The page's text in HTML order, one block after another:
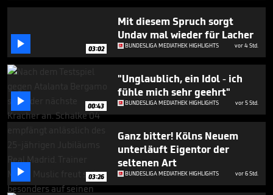
 03:02
Mit diesem Spruch sorgt
Undav mal wieder für Lacher
BUNDESLIGA MEDIATHEK HIGHLIGHTS vor 4 Std.
 00:43
"Unglaublich, ein Idol - ich
fühle mich sehr geehrt"
BUNDESLIGA MEDIATHEK HIGHLIGHTS vor 5 Std.
 03:26
Ganz bitter! Kölns Neuem
unterläuft Eigentor der
seltenen Art
BUNDESLIGA MEDIATHEK HIGHLIGHTS vor 6 Std.